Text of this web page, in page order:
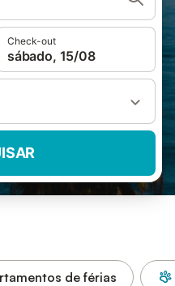
Check-out
sábado, 15/08
de férias